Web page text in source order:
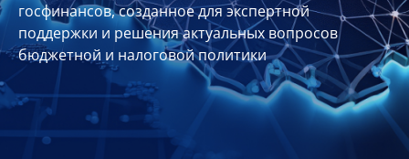
Участники
Планы
отчеты
Контакты
госфинансов, созданное для экспертной
поддержки и решения актуальных вопросов
бюджетной и налоговой политики